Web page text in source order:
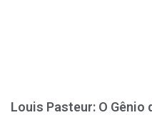
Louis Pasteur: O Gênio